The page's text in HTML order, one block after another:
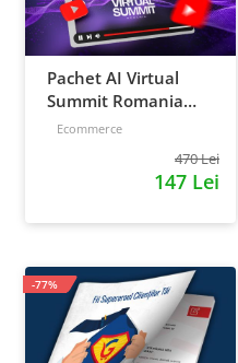
Pachet AI Virtual
Summit Romania
2026: inregistrari +
Ecommerce
470 Lei
147 Lei
-77%